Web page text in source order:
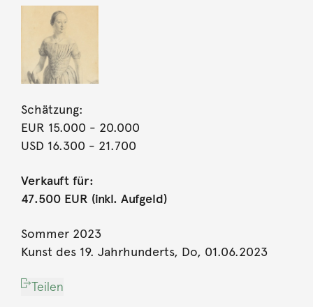
Schätzung:
EUR 15.000 - 20.000
USD 16.300 - 21.700
Verkauft für:
47.500 EUR (inkl. Aufgeld)
Sommer 2023
Kunst des 19. Jahrhunderts, Do, 01.06.2023
Teilen